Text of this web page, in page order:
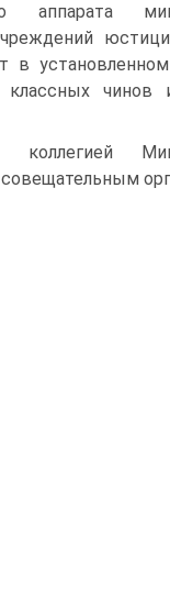
аппарата
в
классных чинов
коллегией